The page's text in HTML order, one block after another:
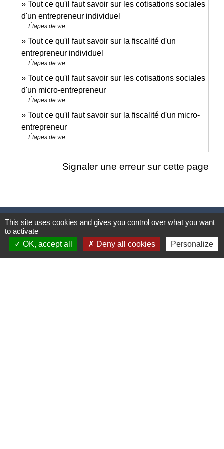
Tout ce qu'il faut savoir sur les cotisations sociales
d'un entrepreneur individuel
Étapes de vie
Tout ce qu'il faut savoir sur la fiscalité d'un
entrepreneur individuel
Étapes de vie
Tout ce qu'il faut savoir sur les cotisations sociales
d'un micro-entrepreneur
Étapes de vie
Tout ce qu'il faut savoir sur la fiscalité d'un micro-
entrepreneur
Étapes de vie
Signaler une erreur sur cette page
Nous contacter
Commune de Puylaurens
1 rue de la Mairie
This site uses cookies and gives you control over what you want
to activate
OK, accept all
Deny all cookies Personalize